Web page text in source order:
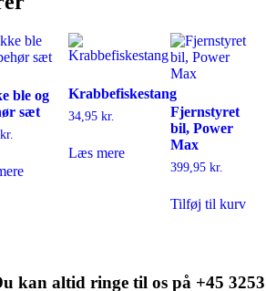
ble og
sæt
kr.
Krabbefiskestang
34,95kr.
Læs mere
Fjernstyret
bil, Power
Max
399,95 kr.
Tilføj til kurv
kan altid ringe til os på +45 3253